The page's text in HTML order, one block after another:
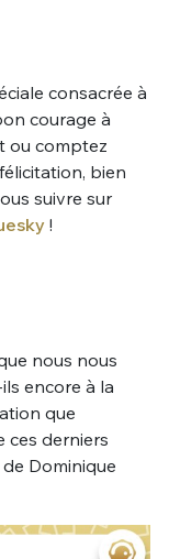
consacrée à
courage à
ou comptez
bien
suivre sur
!
nous nous
encore à la
que
ces derniers
Dominique